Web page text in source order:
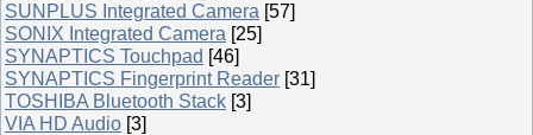
SUNPLUS Integrated Camera [57]
SONIX Integrated Camera [25]
SYNAPTICS Touchpad [46]
SYNAPTICS Fingerprint Reader [31]
TOSHIBA Bluetooth Stack [3]
VIA HD Audio [3]